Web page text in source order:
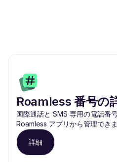
Roamless 番号の
国際通話と SMS 専用の電話番
Roamless アプリから管理できま
詳細